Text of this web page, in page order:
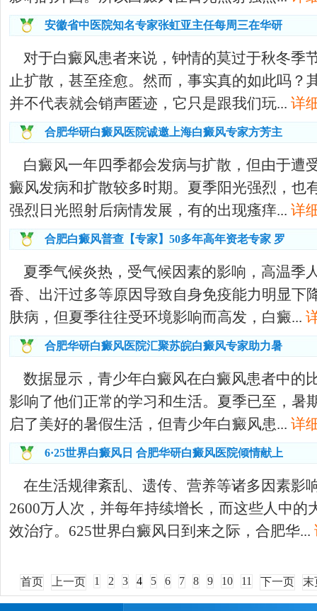
安徽省中医院知名专家张虹亚主任每周三在华研
对于白癜风患者来说，钟情的莫过于秋冬季
止扩散，甚至痊愈。然而，事实真的如此吗？
并不代表就会销声匿迹，它只是跟我们玩... 详
合肥华研白癜风医院诚邀上海白癜风专家方芳主
白癜风一年四季都会发病与扩散，但由于遭
癜风发病和扩散较多时期。夏季阳光强烈，也
强烈日光照射后病情发展，有的出现瘙痒... 详
合肥白癜风普查【专家】50多年高年资老专家 罗
夏季气候炎热，受气候因素的影响，高温季
香、出汗过多等原因导致自身免疫能力明显下
肤病，但夏季往往受环境影响而高发，白癜...
合肥华研白癜风医院汇聚苏皖白癜风专家助力暑
数据显示，青少年白癜风在白癜风患者中的
影响了他们正常的学习和生活。夏季已至，暑
启了美好的暑假生活，但青少年白癜风患... 详
6·25世界白癜风日 合肥华研白癜风医院倾情献上
在生活规律紊乱、遗传、营养等诸多因素影
2600万人次，并每年持续增长，而这些人中的
效治疗。625世界白癜风日到来之际，合肥华...
首页 上一页 1 2 3 4 5 6 7 8 9 10 11 下一页 末